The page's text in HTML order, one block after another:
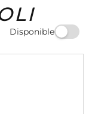
Bons
Plans
Disponible